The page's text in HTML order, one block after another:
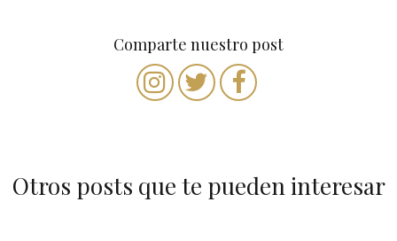
Comparte nuestro post
Otros posts que te pueden interesar